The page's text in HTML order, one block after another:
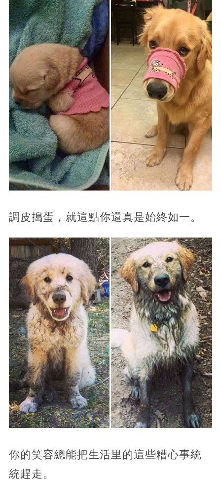
調皮搗蛋，就這點你還真是始終如一。
你的笑容總能把生活里的這些糟心事統
統趕走。